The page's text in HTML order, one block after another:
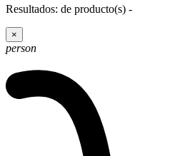
Resultados: de producto(s) -
×
person